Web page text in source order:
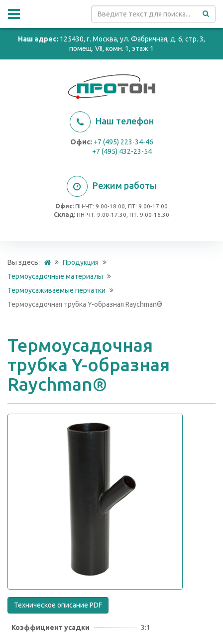
Наш адрес: 125430, г. Москва, ул. Фабричная, д. 6, стр. 3,
помещ. VII, комн. 1, этаж 1
Наш телефон
Офис: +7 (495) 223-34-46
+7 (495) 432-23-54
Режим работы
Офис: ПН-ЧТ: 9.00-18.00, ПТ: 9.00-17.00
Cклад: ПН-ЧТ: 9.00-17.30, ПТ: 9.00-16.30
Вы здесь:
Продукция
Термоусадочные материалы
Термоусаживаемые перчатки
Термоусадочная трубка Y-образная Raychman®
Термоусадочная
трубка Y-образная
Raychman®
Техническое описание PDF
Коэффициент усадки 3:1